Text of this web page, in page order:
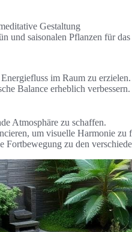
Gestaltung
und saisonalen Pflanzen für das
im Raum zu
Balance erheblich
Atmosphäre zu schaffen.
um visuelle Harmonie zu
Fortbewegung zu den